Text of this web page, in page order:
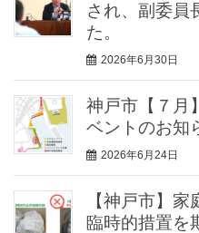
され、副委員
た。
2026年6月30日
神戸市【７月
ベントのお知
2026年6月24日
【神戸市】
臨時的措置を